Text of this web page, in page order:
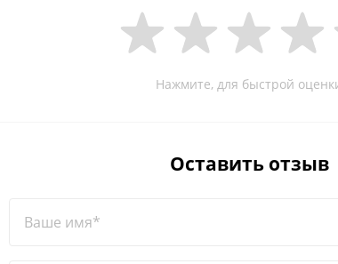
Нажмите, для быстрой
Оставить отзыв
Ваше имя*